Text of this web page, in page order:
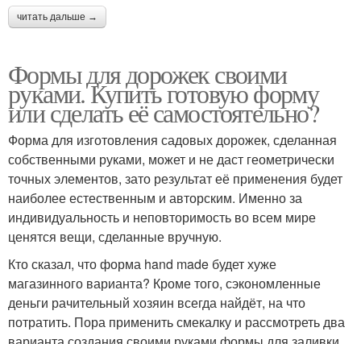
читать дальше →
Формы для дорожек своими
руками. Купить готовую форму
или сделать её самостоятельно?
Форма для изготовления садовых дорожек, сделанная
собственными руками, может и не даст геометрически
точных элементов, зато результат её применения будет
наиболее естественным и авторским. Именно за
индивидуальность и неповторимость во всем мире
ценятся вещи, сделанные вручную.
Кто сказал, что форма hand made будет хуже
магазинного варианта? Кроме того, сэкономленные
деньги рачительный хозяин всегда найдёт, на что
потратить. Пора применить смекалку и рассмотреть два